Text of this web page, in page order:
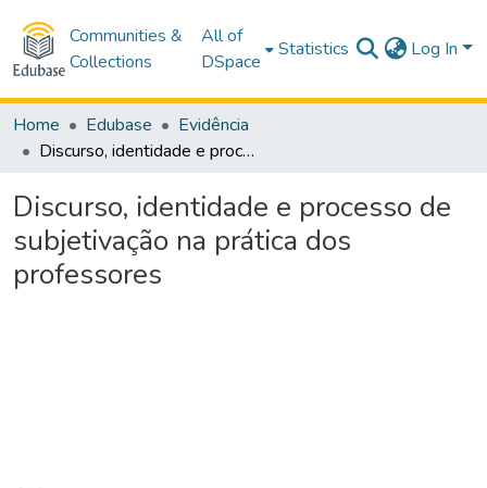
Communities &
Collections
All of
DSpace
Statistics Log In
Home Edubase
Evidência
Discurso, identidade e processo de subjetivação na prática dos professores
Discurso, identidade e processo de
subjetivação na prática dos
professores